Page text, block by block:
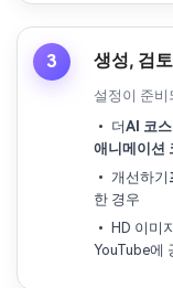
3 생성, 검
설정이 준비
• 더AI 코
애니메이션
• 개선하기
한 경우
• HD 이미
YouTube에